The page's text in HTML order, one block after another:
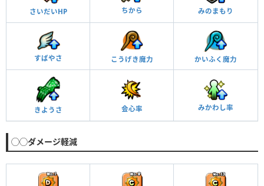
さいだいHP ちから みのまもり
すばやさ こうげき魔力 かいふく魔力
きようさ 会心率 みかわし率
◯◯ダメージ軽減